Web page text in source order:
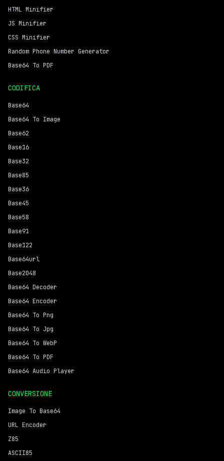
HTML Minifier
JS Minifier
CSS Minifier
Random Phone Number Generator
Base64 To PDF
CODIFICA
Base64
Base64 To Image
Base62
Base16
Base32
Base85
Base36
Base45
Base58
Base91
Base122
Base64url
Base2048
Base64 Decoder
Base64 Encoder
Base64 To Png
Base64 To Jpg
Base64 To WebP
Base64 To PDF
Base64 Audio Player
CONVERSIONE
Image To Base64
URL Encoder
Z85
ASCII85